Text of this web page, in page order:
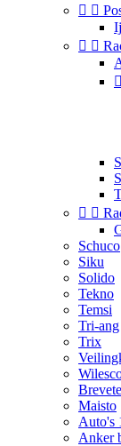
 
 

 
Schuco
Siku
Solido
Tekno
Temsi
Tri-ang
Trix
Brevete
Maisto
Auto's
Anker